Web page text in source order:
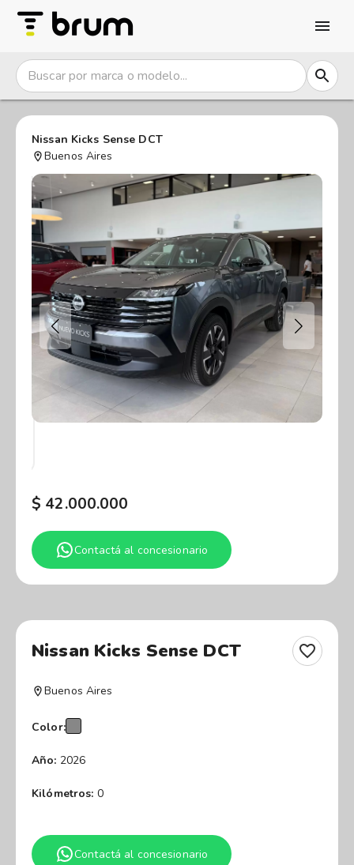
Nissan Kicks Sense DCT
Buenos Aires
$ 42.000.000
Contactá al concesionario
Nissan Kicks Sense DCT
Buenos Aires
Color:
Año: 2026
Kilómetros: 0
Contactá al concesionario